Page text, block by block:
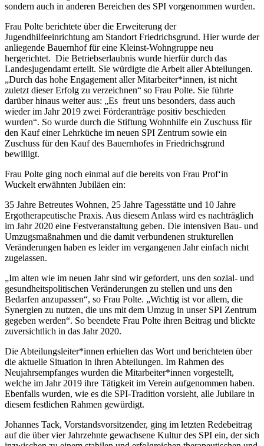
sondern auch in anderen Bereichen des SPI vorgenommen wurden.
Frau Polte berichtete über die Erweiterung der
Jugendhilfeeinrichtung am Standort Friedrichsgrund. Hier wurde der
anliegende Bauernhof für eine Kleinst-Wohngruppe neu
hergerichtet. Die Betriebserlaubnis wurde hierfür durch das
Landesjugendamt erteilt. Sie würdigte die Arbeit aller Abteilungen.
„Durch das hohe Engagement aller Mitarbeiter*innen, ist nicht
zuletzt dieser Erfolg zu verzeichnen“ so Frau Polte. Sie führte
darüber hinaus weiter aus: „Es freut uns besonders, dass auch
wieder im Jahr 2019 zwei Förderanträge positiv beschieden
wurden“. So wurde durch die Stiftung Wohnhilfe ein Zuschuss für
den Kauf einer Lehrküche im neuen SPI Zentrum sowie ein
Zuschuss für den Kauf des Bauernhofes in Friedrichsgrund
bewilligt.
Frau Polte ging noch einmal auf die bereits von Frau Prof‘in
Wuckelt erwähnten Jubiläen ein:
35 Jahre Betreutes Wohnen, 25 Jahre Tagesstätte und 10 Jahre
Ergotherapeutische Praxis. Aus diesem Anlass wird es nachträglich
im Jahr 2020 eine Festveranstaltung geben. Die intensiven Bau- und
Umzugsmaßnahmen und die damit verbundenen strukturellen
Veränderungen haben es leider im vergangenen Jahr einfach nicht
zugelassen.
„Im alten wie im neuen Jahr sind wir gefordert, uns den sozial- und
gesundheitspolitischen Veränderungen zu stellen und uns den
Bedarfen anzupassen“, so Frau Polte. „Wichtig ist vor allem, die
Synergien zu nutzen, die uns mit dem Umzug in unser SPI Zentrum
gegeben werden“. So beendete Frau Polte ihren Beitrag und blickte
zuversichtlich in das Jahr 2020.
Die Abteilungsleiter*innen erhielten das Wort und berichteten über
die aktuelle Situation in ihren Abteilungen. Im Rahmen des
Neujahrsempfanges wurden die Mitarbeiter*innen vorgestellt,
welche im Jahr 2019 ihre Tätigkeit im Verein aufgenommen haben.
Ebenfalls wurden, wie es die SPI-Tradition vorsieht, alle Jubilare in
diesem festlichen Rahmen gewürdigt.
Johannes Tack, Vorstandsvorsitzender, ging im letzten Redebeitrag
auf die über vier Jahrzehnte gewachsene Kultur des SPI ein, der sich